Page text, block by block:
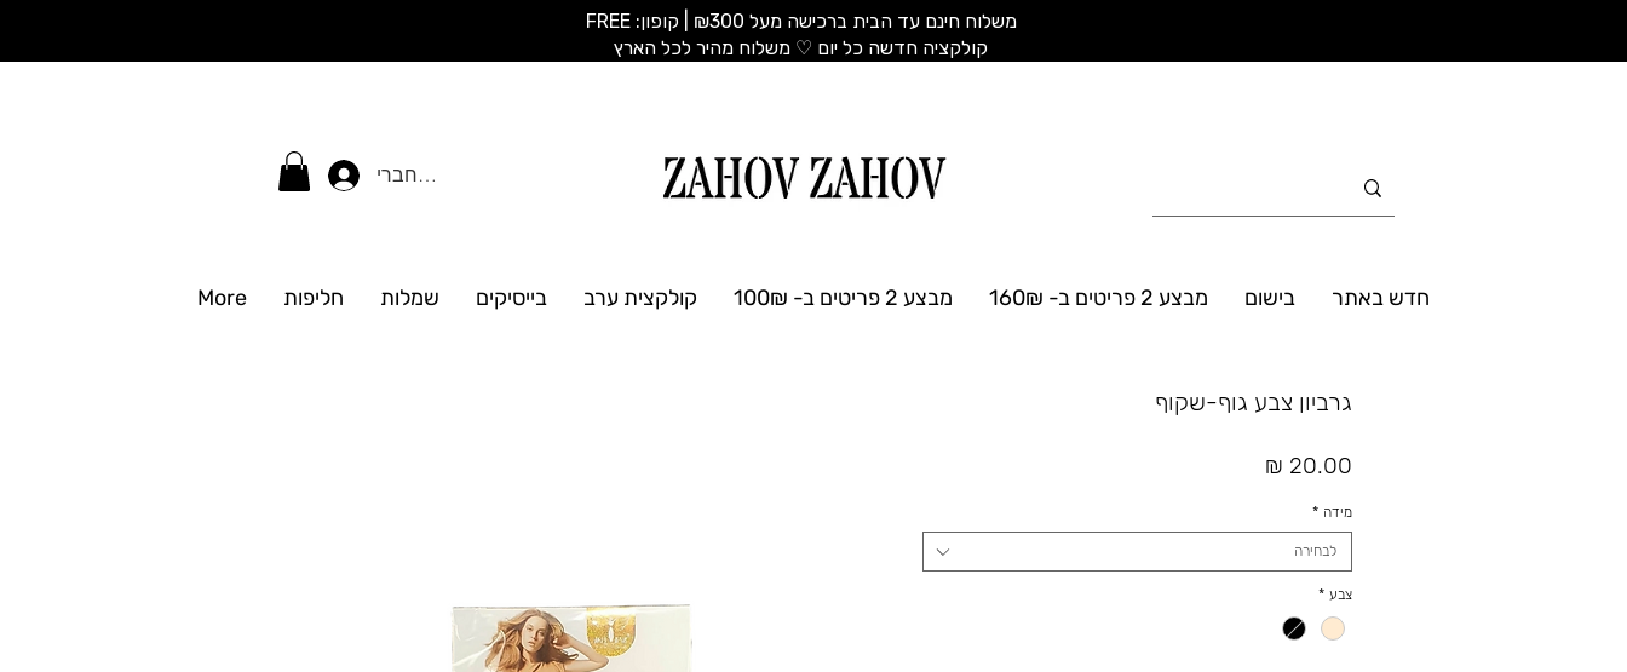
משלוח חינם עד הבית ברכישה מעל ₪300 | קופון: FREE
​קולקציה חדשה כל יום ♡ משלוח מהיר לכל הארץ
התחברי
חדש באתר בישום מבצע 2 פריטים ב- 160₪ מבצע 2 פריטים ב- 100₪ קולקצית ערב בייסיקים שמלות חליפות More
גרביון צבע גוף-שקוף
מידה *
לבחירה
צבע *